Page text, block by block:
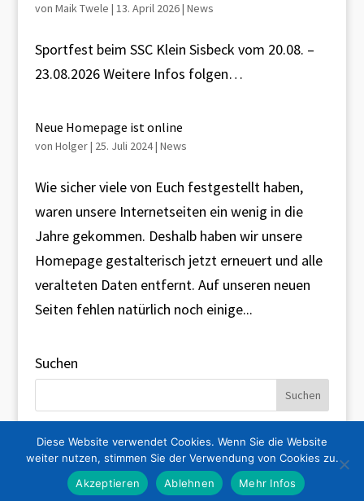
von Maik Twele | 13. April 2026| News
Sportfest beim SSC Klein Sisbeck vom 20.08. –
23.08.2026 Weitere Infos folgen…
Neue Homepage ist online
von Holger| 25. Juli 2024| News
Wie sicher viele von Euch festgestellt haben,
waren unsere Internetseiten ein wenig in die
Jahre gekommen. Deshalb haben wir unsere
Homepage gestalterisch jetzt erneuert und alle
veralteten Daten entfernt. Auf unseren neuen
Seiten fehlen natürlich noch einige...
Suchen
© 2025 STV Holzland |Impressum |Datenschutz
Diese Website verwendet Cookies. Wenn Sie die Website
weiter nutzen, stimmen Sie der Verwendung von Cookies zu.
Akzeptieren
Ablehnen Mehr Infos